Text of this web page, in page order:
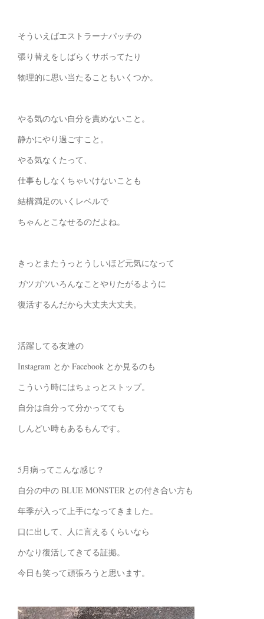
そういえばエストラーナパッチの
張り替えをしばらくサボってたり
物理的に思い当たることもいくつか。
やる気のない自分を責めないこと。
静かにやり過ごすこと。
やる気なくたって、
仕事もしなくちゃいけないことも
結構満足のいくレベルで
ちゃんとこなせるのだよね。
きっとまたうっとうしいほど元気になって
ガツガツいろんなことやりたがるように
復活するんだから大丈夫大丈夫。
活躍してる友達の
Instagram とか Facebook とか見るのも
こういう時にはちょっとストップ。
自分は自分って分かってても
しんどい時もあるもんです。
5月病ってこんな感じ？
自分の中の BLUE MONSTER との付き合い方も
年季が入って上手になってきました。
口に出して、人に言えるくらいなら
かなり復活してきてる証拠。
今日も笑って頑張ろうと思います。